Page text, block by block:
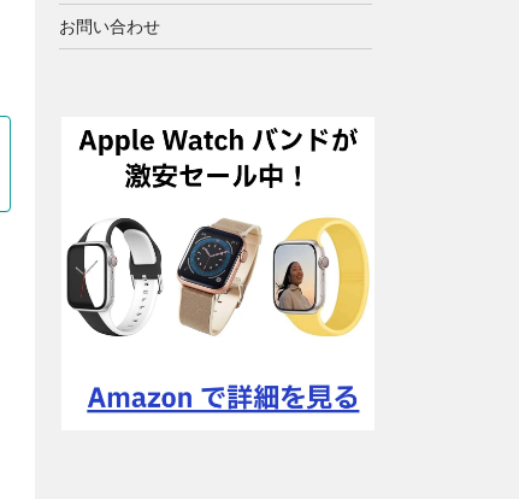
お問い合わせ